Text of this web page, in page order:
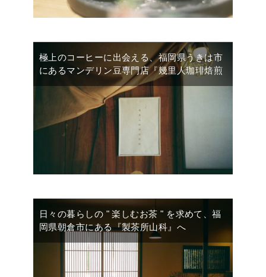
極上のコーヒーに出会える、福岡県うきは市
にあるマンデリン豆専門店『幾里人珈琲焙煎
日々の暮らしの " 楽しむお茶 " を求めて、福
岡県朝倉市にある『製茶所山科』へ